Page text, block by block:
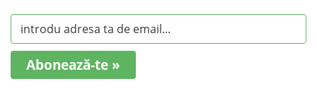
Abonează-te »